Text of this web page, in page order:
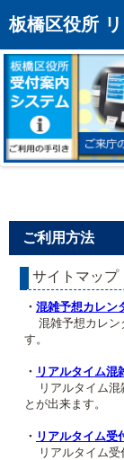
板橋区役所
トップページ
混雑予想カレ
リアルタイム
リアルタイム
メール通知登
モバイルサイト
アクセス
区役所フロア
ご利用方法
サイトマップ
・ 混雑予想カレン
混雑予想カレン
す。
・ リアルタイム混
リアルタイム混
とが出来ます。
・ リアルタイム受
リアルタイム受